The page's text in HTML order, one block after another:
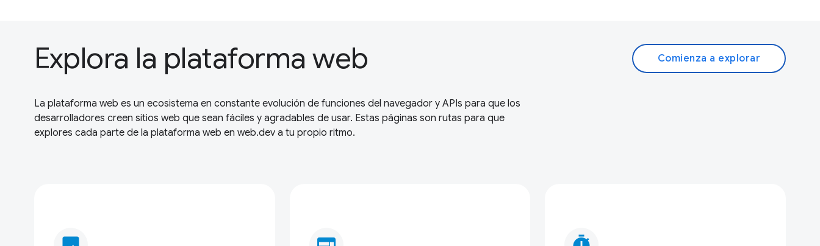
Explora la plataforma web Comienza a explorar
La plataforma web es un ecosistema en constante evolución de funciones del navegador y APIs para que los
desarrolladores creen sitios web que sean fáciles y agradables de usar. Estas páginas son rutas para que
explores cada parte de la plataforma web en web.dev a tu propio ritmo.